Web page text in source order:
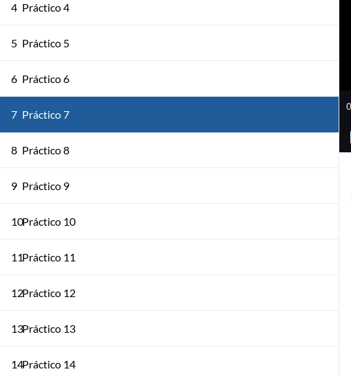
4 Práctico 4
5 Práctico 5
6 Práctico 6
7 Práctico 7
8 Práctico 8
9 Práctico 9
10Práctico 10
11Práctico 11
12Práctico 12
13Práctico 13
14Práctico 14